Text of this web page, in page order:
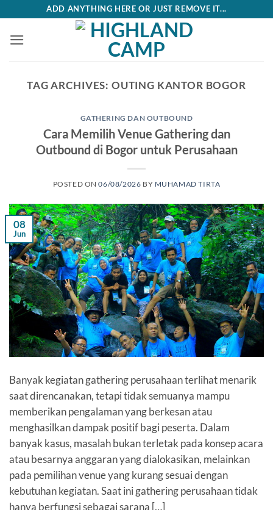
content
ADD ANYTHING HERE OR JUST REMOVE IT...
TAG ARCHIVES: OUTING KANTOR BOGOR
GATHERING DAN OUTBOUND
Cara Memilih Venue Gathering dan
Outbound di Bogor untuk Perusahaan
POSTED ON06/08/2026 BY MUHAMAD TIRTA
08
Jun
Banyak kegiatan gathering perusahaan terlihat menarik
saat direncanakan, tetapi tidak semuanya mampu
memberikan pengalaman yang berkesan atau
menghasilkan dampak positif bagi peserta. Dalam
banyak kasus, masalah bukan terletak pada konsep acara
atau besarnya anggaran yang dialokasikan, melainkan
pada pemilihan venue yang kurang sesuai dengan
kebutuhan kegiatan. Saat ini gathering perusahaan tidak
hanya berfungsi sebagai sarana […]